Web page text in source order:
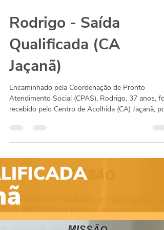
Rodrigo - Saída
Qualificada (CA
Jaçanã)
Encaminhado pela Coordenação de Pronto
Atendimento Social (CPAS), Rodrigo, 37 anos, foi
recebido pelo Centro de Acolhida (CA) Jaçanã,